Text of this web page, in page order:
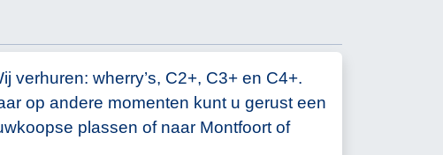
wherry’s, C2+, C3+ en C4+.
op andere momenten kunt u gerust een
plassen of naar Montfoort of